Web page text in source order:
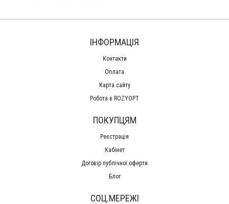
ІНФОРМАЦІЯ
Контакти
Оплата
Карта сайту
Робота в ROZYOPT
ПОКУПЦЯМ
Реєстрація
Кабінет
Договір публічної оферти
Блог
СОЦ.МЕРЕЖІ